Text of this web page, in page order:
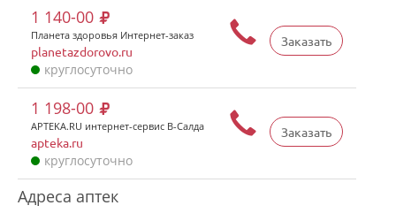
Заказать
1 140-00
Планета здоровья Интернет-заказ
planetazdorovo.ru
круглосуточно
Заказать
1 198-00
APTEKA.RU интернет-сервис В-Салда
apteka.ru
круглосуточно
Адреса аптек